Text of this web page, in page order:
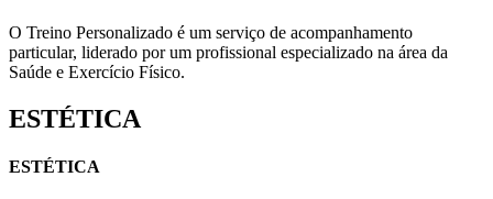
O Treino Personalizado é um serviço de acompanhamento
particular, liderado por um profissional especializado na área da
Saúde e Exercício Físico.
ESTÉTICA
ESTÉTICA